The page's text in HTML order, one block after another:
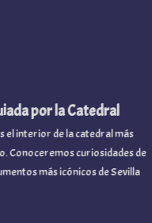
por la Catedral
de la catedral más
curiosidades de
más icónicos de Sevilla